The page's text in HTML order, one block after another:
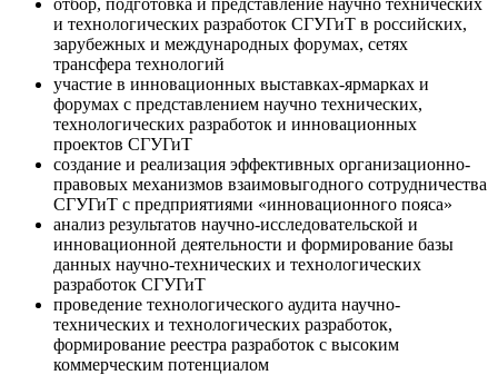
и технологических разработок СГУГиТ в российских,
зарубежных и международных форумах, сетях
трансфера технологий
участие в инновационных выставках-ярмарках и
форумах с представлением научно технических,
технологических разработок и инновационных
проектов СГУГиТ
создание и реализация эффективных организационно-
правовых механизмов взаимовыгодного сотрудничества
СГУГиТ с предприятиями «инновационного пояса»
анализ результатов научно-исследовательской и
инновационной деятельности и формирование базы
данных научно-технических и технологических
разработок СГУГиТ
проведение технологического аудита научно-
технических и технологических разработок,
формирование реестра разработок с высоким
коммерческим потенциалом